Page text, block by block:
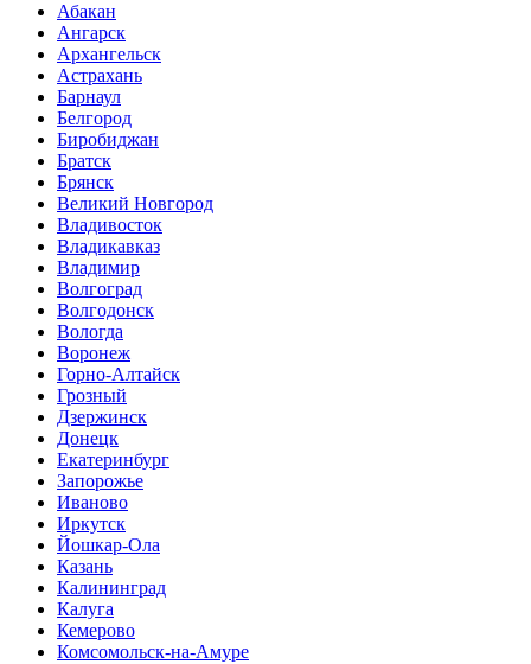
Абакан
Ангарск
Архангельск
Астрахань
Барнаул
Белгород
Биробиджан
Братск
Брянск
Великий Новгород
Владивосток
Владикавказ
Владимир
Волгоград
Волгодонск
Вологда
Воронеж
Горно-Алтайск
Грозный
Дзержинск
Донецк
Екатеринбург
Запорожье
Иваново
Иркутск
Йошкар-Ола
Казань
Калининград
Калуга
Кемерово
Комсомольск-на-Амуре